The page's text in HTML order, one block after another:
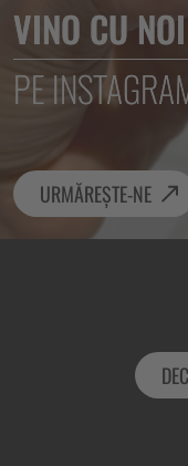
URMĂREȘTE-NE
VINO CU NOI
PE